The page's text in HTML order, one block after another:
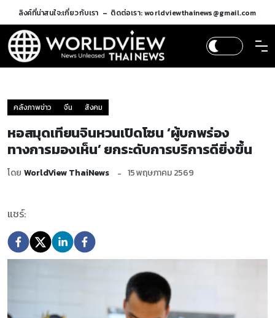
ลิงค์ที่น่าสนใจ:เกี่ยวกับเรา ติดต่อเรา: worldviewthainews@gmail.com
คลังภาพข่าว จีน สังคม
หอสมุดเทียนจินหวนเปิดโซน ‘ผู้บกพร่อง
ทางการมองเห็น’ ยกระดับการบริการดียิ่งขึ้น
โดย WorldView ThaiNews 15 พฤษภาคม 2569
แชร์: